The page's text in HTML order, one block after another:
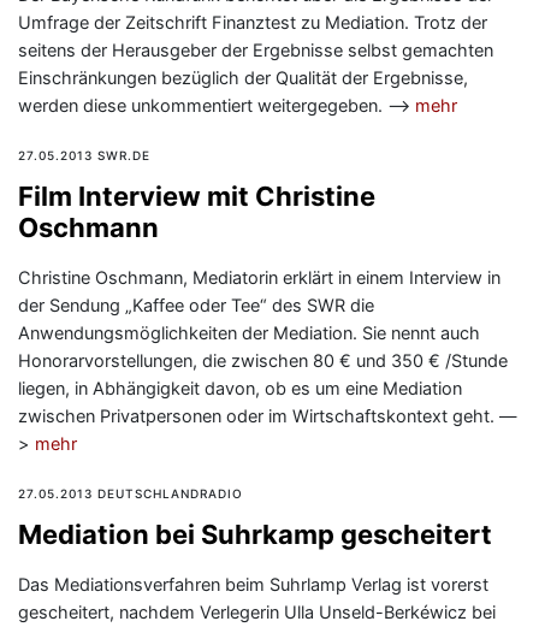
Umfrage der Zeitschrift Finanztest zu Mediation. Trotz der
seitens der Herausgeber der Ergebnisse selbst gemachten
Einschränkungen bezüglich der Qualität der Ergebnisse,
werden diese unkommentiert weitergegeben. —> mehr
27.05.2013 SWR.DE
Film Interview mit Christine
Oschmann
Christine Oschmann, Mediatorin erklärt in einem Interview in
der Sendung „Kaffee oder Tee“ des SWR die
Anwendungsmöglichkeiten der Mediation. Sie nennt auch
Honorarvorstellungen, die zwischen 80 € und 350 € /Stunde
liegen, in Abhängigkeit davon, ob es um eine Mediation
zwischen Privatpersonen oder im Wirtschaftskontext geht. —
> mehr
27.05.2013 DEUTSCHLANDRADIO
Mediation bei Suhrkamp gescheitert
Das Mediationsverfahren beim Suhrlamp Verlag ist vorerst
gescheitert, nachdem Verlegerin Ulla Unseld-Berkéwicz bei